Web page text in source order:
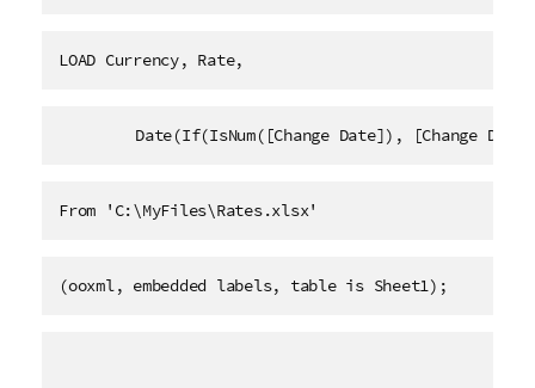
LOAD Currency, Rate,
Date(If(IsNum([Change Date]), [Change
From 'C:\MyFiles\Rates.xlsx'
(ooxml, embedded labels, table is Sheet1);